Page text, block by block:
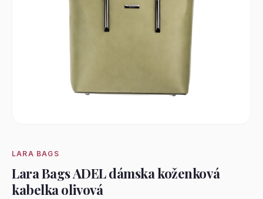
LARA BAGS
Lara Bags ADEL dámska koženková
kabelka olivová